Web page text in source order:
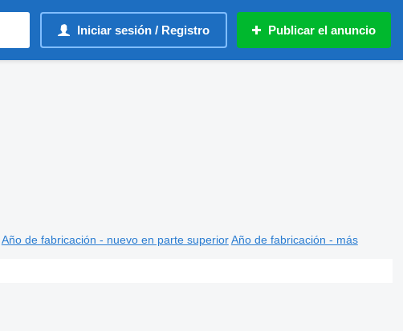
Iniciar sesión / Registro Publicar el anuncio
Año de fabricación - nuevo en parte superior Año de fabricación - más